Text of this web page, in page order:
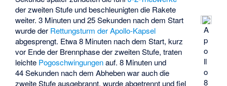
A
p
o
ll
o
8
der zweiten Stufe und beschleunigten die Rakete
weiter. 3 Minuten und 25 Sekunden nach dem Start
wurde der Rettungsturm der Apollo-Kapsel
abgesprengt. Etwa 8 Minuten nach dem Start, kurz
vor Ende der Brennphase der zweiten Stufe, traten
leichte Pogoschwingungenauf. 8 Minuten und
44 Sekunden nach dem Abheben war auch die
zweite Stufe ausgebrannt, wurde abgetrennt und fiel